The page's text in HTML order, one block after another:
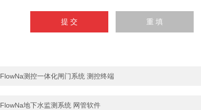
FlowNa测控一体化闸门系统 测控终端
FlowNa地下水监测系统 网管软件